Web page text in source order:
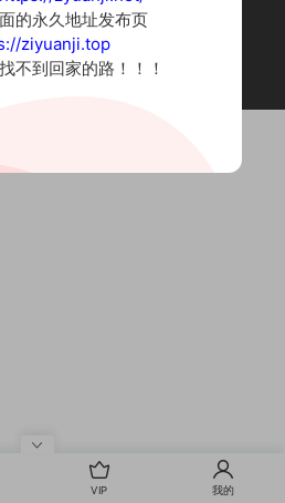
来自网络收集整理，仅作个人学习使用。
法内容请联系删除
© 2022 资源集
VIP 我的
的永久地址发布页
ziyuanji.top
不到回家的路！！！